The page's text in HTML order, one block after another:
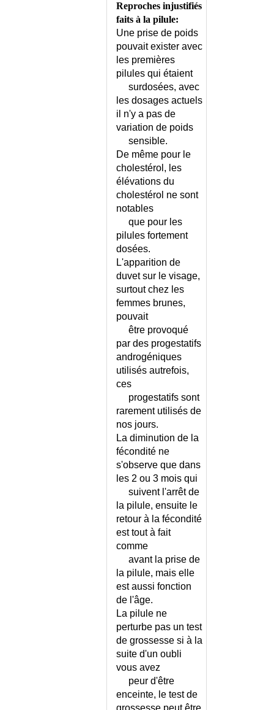
DISSECTION CAROTIDIENNE
DISSECTION CORONAIRE
DISTOMATOSE HEPATIQUE
DISTOMATOSE INTESTINALE
DISTOMATOSE PULMONAIRE
DIVERTICULE DE LA VESSIE
DIVERTICULE DE MECKEL
DIVERTICULE DU COLON OU
DIVERTICULITE AIGUE
DIVERTICULiTE AIGUE
DOMMAGE CORPOREL
DON DE MOELLE OSSEUSE
DON DU CORPS À LA SCIENCE
DOPAGE CHEZ LE SPORTIF
DOSAGE DES MEDICAMENTS
DOULEUR - ECHELLE DN4
DOULEUR - GENERALITES
DOULEUR ABDOMINALE AIGUE
DOULEUR ABDOMINALE AIGUE
DOULEUR ABDOMINALE AIGUE
DOULEUR ABDOMINALE
DOULEUR ABDOMINALE
RECIDIVANTE DE L'ENFANT
DOULEUR CERVICALE
DOULEUR CHEZ L'ENFANT
DOULEUR CHEZ L'ENFANT -
DOULEUR CHEZ L'ENFANT -
ECHELLE NOUVEAU-NE
DOULEUR D'UN MEMBRE
INFERIEUR CHEZ L'ADULTE
DOULEUR D'UN MEMBRE
INFERIEUR CHEZ L'ENFANT
Reproches injustifiés
faits à la pilule:
Une prise de poids
pouvait exister avec
les premières
pilules qui étaient
surdosées, avec
les dosages actuels
il n'y a pas de
variation de poids
sensible.
De même pour le
cholestérol, les
élévations du
cholestérol ne sont
notables
que pour les
pilules fortement
dosées.
L'apparition de
duvet sur le visage,
surtout chez les
femmes brunes,
pouvait
être provoqué
par des progestatifs
androgéniques
utilisés autrefois,
ces
progestatifs sont
rarement utilisés de
nos jours.
La diminution de la
fécondité ne
s'observe que dans
les 2 ou 3 mois qui
suivent l'arrêt de
la pilule, ensuite le
retour à la fécondité
est tout à fait
comme
avant la prise de
la pilule, mais elle
est aussi fonction
de l'âge.
La pilule ne
perturbe pas un test
de grossesse si à la
suite d'un oubli
vous avez
peur d'être
enceinte, le test de
grossesse peut être